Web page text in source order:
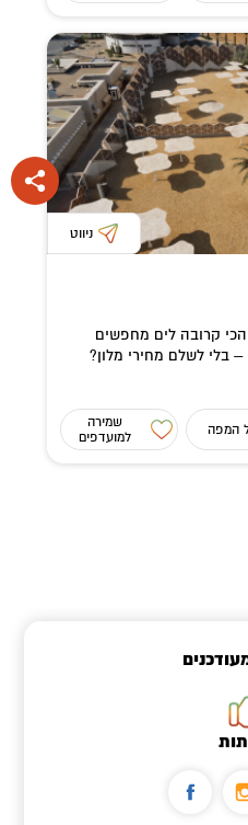
ניווט
קרובה לים מחפשים
בלי לשלם מחירי מלון?
המפה
שמירה
למועדפים